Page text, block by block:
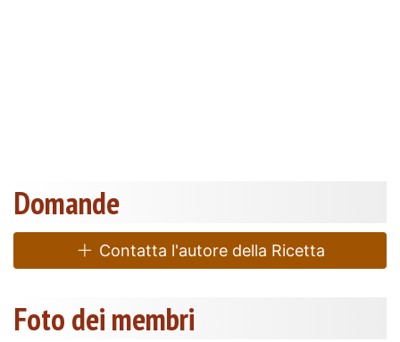
Domande
Contatta l'autore della Ricetta
Foto dei membri